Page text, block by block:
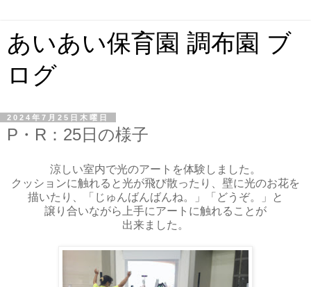
あいあい保育園 調布園 ブ
ログ
2024年7月25日木曜日
P・R：25日の様子
涼しい室内で光のアートを体験しました。
クッションに触れると光が飛び散ったり、壁に光のお花を
描いたり、「じゅんばんばんね。」「どうぞ。」と
譲り合いながら上手にアートに触れることが
出来ました。